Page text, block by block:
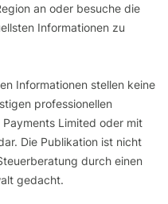
an oder besuche die
Informationen zu
Informationen stellen keine
professionellen
Limited oder mit
Die Publikation ist nicht
durch einen
gedacht.